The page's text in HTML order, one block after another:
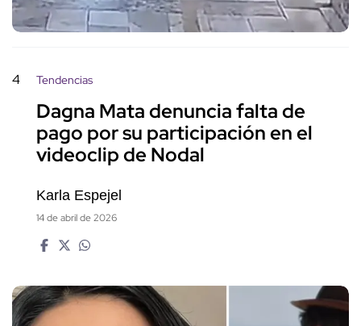
4 Tendencias
Dagna Mata denuncia falta de
pago por su participación en el
videoclip de Nodal
Karla Espejel
14 de abril de 2026